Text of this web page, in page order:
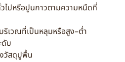
ไปหรือปูนกาวตามความหนืดที่
ริเวณที่เป็นหลุมหรือสูง–ต่ำ
ดับ
วัสดุปูพื้น